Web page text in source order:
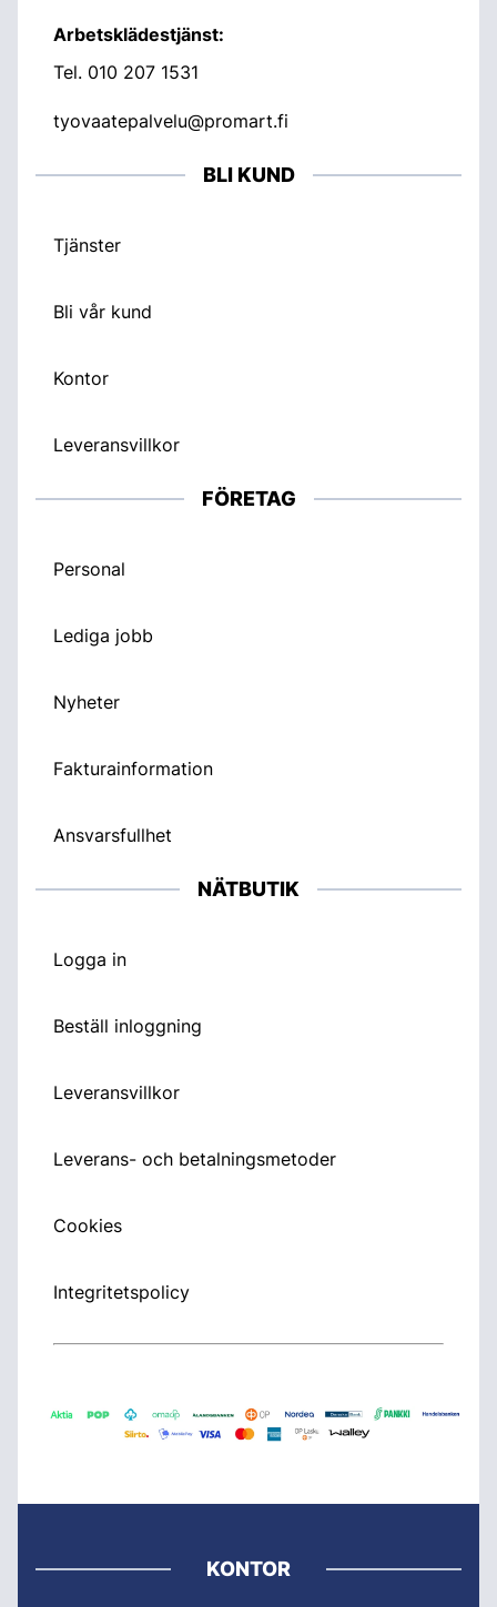
Arbetsklädestjänst:
Tel. 010 207 1531
tyovaatepalvelu@promart.fi
BLI KUND
Tjänster
Bli vår kund
Kontor
Leveransvillkor
FÖRETAG
Personal
Lediga jobb
Nyheter
Fakturainformation
Ansvarsfullhet
NÄTBUTIK
Logga in
Beställ inloggning
Leveransvillkor
Leverans- och betalningsmetoder
Cookies
Integritetspolicy
KONTOR